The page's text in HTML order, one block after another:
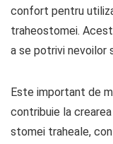
confort pentru
traheostomei.
a se potrivi nevoilor
Este important de
contribuie la
stomei traheale,